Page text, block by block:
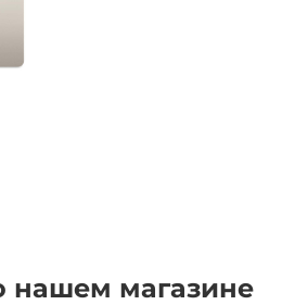
нашем магазине